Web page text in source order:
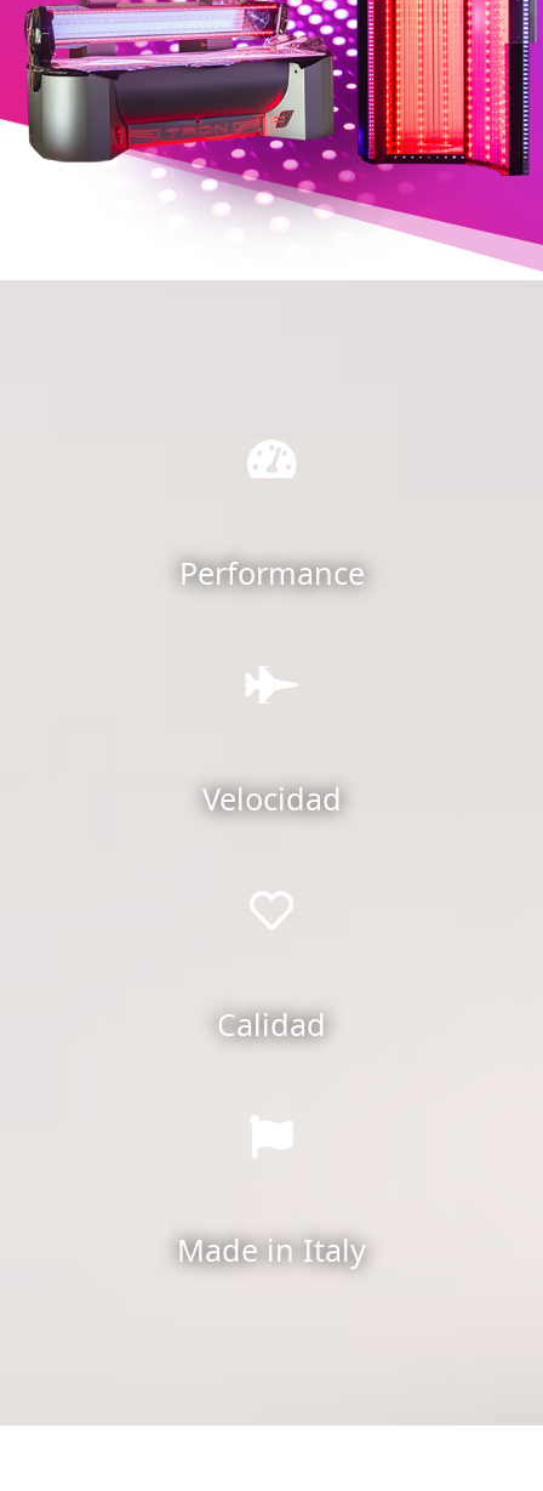
Performance
Velocidad
Calidad
Made in Italy